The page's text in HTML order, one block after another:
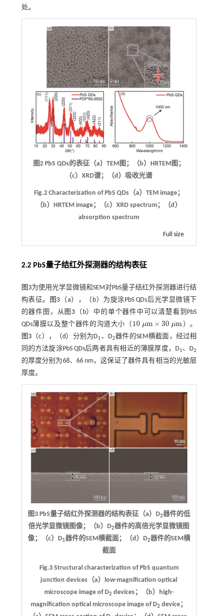
处。
图2 PbS QDs的表征（a）TEM图；（b）HRTEM图；
（c）XRD谱；（d）吸收光谱
Fig.2 Characterization of PbS QDs（a）TEM image；
（b）HRTEM image；（c）XRD spectrum；（d）
absorption spectrum
Full size
2.2 PbS量子结红外探测器的结构表征
图3为使用光学显微镜和SEM对PbS量子结红外探测器进行结
构表征。
图3 （a），（b）为旋涂PbS QDs后光学显微镜下
的器件图，从图3 （b）中的单个器件中可以清楚看到PbS
QDs薄膜以及整个器件的沟道大小（ 10 μm × 30 μm
10 μm× 30 μm
）。
图3（c），（d）分别为D1 、D2器件的SEM横截面，经过相
同的方法旋涂PbS QDs后两者具有相近的薄膜厚度，D1、D2
的厚度分别为68、66 nm，这保证了器件具有相当的光敏层
厚度。
图3 PbS量子结红外探测器的结构表征（a）D2器件的低
倍光学显微镜图像；（b）D2器件的高倍光学显微镜图
像；（c）D1器件的SEM横截面；（d）D2器件的SEM横
截面
Fig.3 Structural characterization of PbS quantum
junction devices（a）low-magnification optical
microscope image of D2 devices；（b）high-
magnification optical microscope image of D2 device；